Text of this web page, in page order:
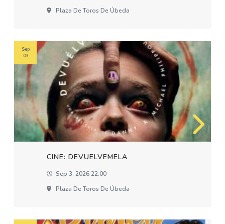
Plaza De Toros De Úbeda
CINE: DEVUELVEMELA
Sep 3, 2026 22:00
Plaza De Toros De Úbeda
Sep
03